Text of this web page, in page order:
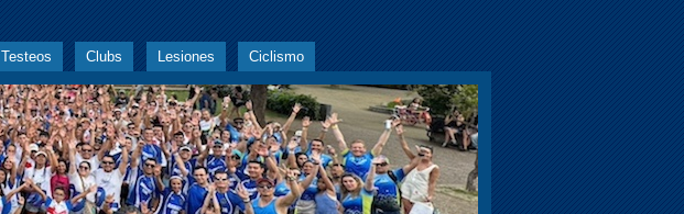
Testeos Clubs Lesiones Ciclismo